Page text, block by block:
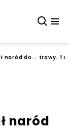
naród do... trawy.
naród